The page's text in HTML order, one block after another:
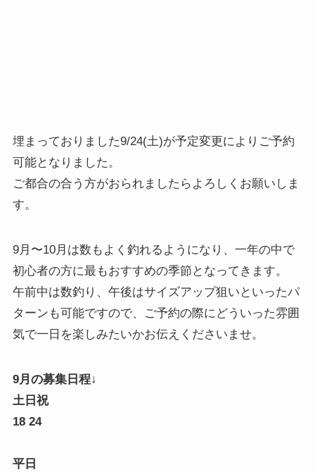
埋まっておりました9/24(土)が予定変更によりご予約
可能となりました。
ご都合の合う方がおられましたらよろしくお願いしま
す。
9月〜10月は数もよく釣れるようになり、一年の中で
初心者の方に最もおすすめの季節となってきます。
午前中は数釣り、午後はサイズアップ狙いといったパ
ターンも可能ですので、ご予約の際にどういった雰囲
気で一日を楽しみたいかお伝えくださいませ。
9月の募集日程↓
土日祝
18 24
平日